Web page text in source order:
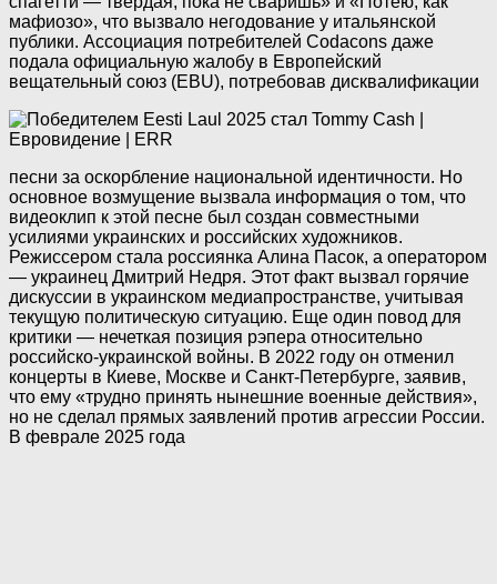
мафиозо», что вызвало негодование у итальянской
публики. Ассоциация потребителей Codacons даже
подала официальную жалобу в Европейский
вещательный союз (EBU), потребовав дисквалификации
песни за оскорбление национальной идентичности. Но
основное возмущение вызвала информация о том, что
видеоклип к этой песне был создан совместными
усилиями украинских и российских художников.
Режиссером стала россиянка Алина Пасок, а оператором
— украинец Дмитрий Недря. Этот факт вызвал горячие
дискуссии в украинском медиапространстве, учитывая
текущую политическую ситуацию. Еще один повод для
критики — нечеткая позиция рэпера относительно
российско-украинской войны. В 2022 году он отменил
концерты в Киеве, Москве и Санкт-Петербурге, заявив,
что ему «трудно принять нынешние военные действия»,
но не сделал прямых заявлений против агрессии России.
В феврале 2025 года